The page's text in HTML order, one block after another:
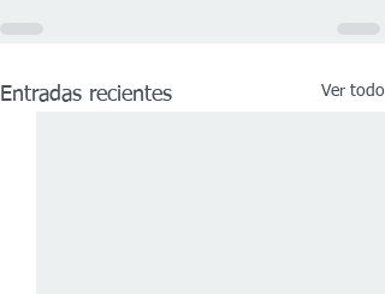
Entradas recientes Ver todo